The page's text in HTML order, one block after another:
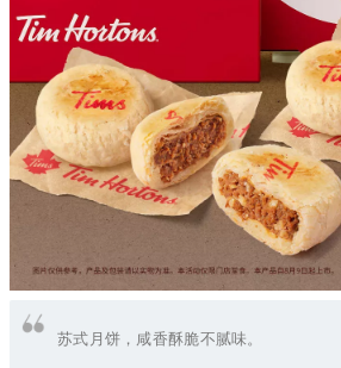
苏式月饼，咸香酥脆不腻味。